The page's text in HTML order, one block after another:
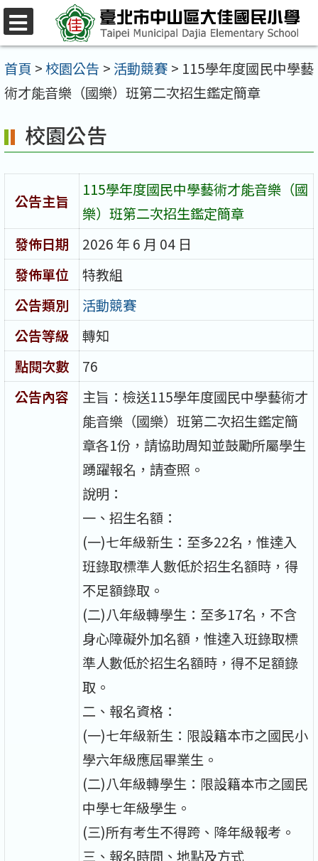
跳
至
主
要
容
區
首頁 >校園公告 > 活動競賽 > 115學年度國民中學藝
術才能音樂（國樂）班第二次招生鑑定簡章
校園公告
公告主旨
115學年度國民中學藝術才能音樂（國
樂）班第二次招生鑑定簡章
發佈日期
2026 年 6 月 04 日
發佈單位
特教組
公告類別
活動競賽
公告等級
轉知
點閱次數
76
公告內容
主旨：檢送115學年度國民中學藝術才
能音樂（國樂）班第二次招生鑑定簡
章各1份，請協助周知並鼓勵所屬學生
踴躍報名，請查照。
說明：
一、招生名額：
(一)七年級新生：至多22名，惟達入
班錄取標準人數低於招生名額時，得
不足額錄取。
(二)八年級轉學生：至多17名，不含
身心障礙外加名額，惟達入班錄取標
準人數低於招生名額時，得不足額錄
取。
二、報名資格：
(一)七年級新生：限設籍本市之國民小
學六年級應屆畢業生。
(二)八年級轉學生：限設籍本市之國民
中學七年級學生。
(三)所有考生不得跨、降年級報考。
三、報名時間、地點及方式
選
單